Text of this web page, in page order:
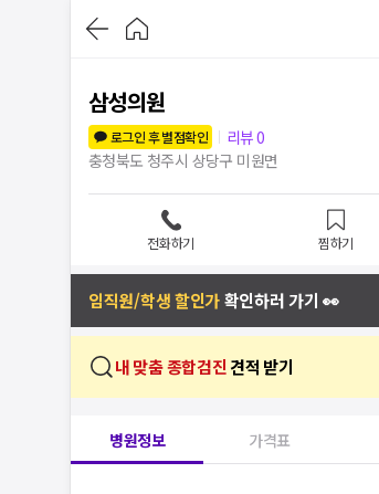
삼성의원
로그인 후 별점확인
리뷰0
충청북도 청주시 상당구 미원면
전화하기 찜하기
임직원/학생 할인가확인하러 가기 👀
내 맞춤 종합검진 견적 받기
병원정보 가격표